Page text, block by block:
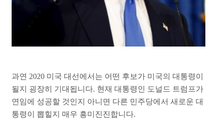
과연 2020 미국 대선에서는 어떤 후보가 미국의 대통령이
될지 굉장히 기대됩니다. 현재 대통령인 도널드 트럼프가
연임에 성공할 것인지 아니면 다른 민주당에서 새로운 대
통령이 뽑힐지 매우 흥미진진합니다.